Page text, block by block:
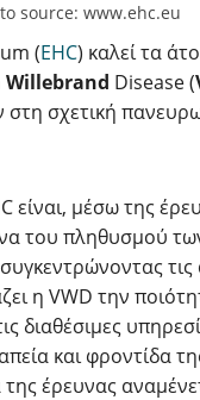
source: www.ehc.eu
(EHC) καλεί τα
Willebrand Disease (
σχετική
είναι, μέσω της
του πληθυσμού
τις
η VWD την
διαθέσιμες
και φροντίδα
έρευνας